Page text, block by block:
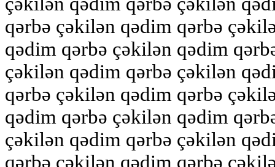
qərbə çəkilən qədim qərbə
qədim qərbə çəkilən qədim
çəkilən qədim qərbə çəkilən
qərbə çəkilən qədim qərbə
qədim qərbə çəkilən qədim
çəkilən qədim qərbə çəkilən
qərbə çəkilən qədim qərbə